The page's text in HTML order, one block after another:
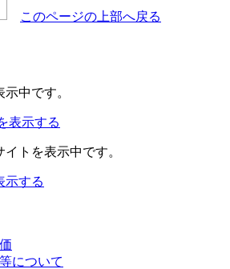
このページの上部へ戻る
示中です。
表示する
トを表示中です。
示する
について